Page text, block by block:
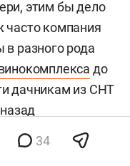
этим бы дело
часто компания
разного рода
до
дачникам из СНТ
«Челны-
агрофирма
34